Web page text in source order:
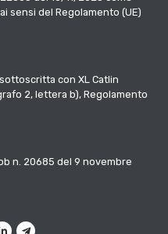
sensi del Regolamento (UE)
con XL Catlin
2, lettera b), Regolamento
n. 20685 del 9 novembre